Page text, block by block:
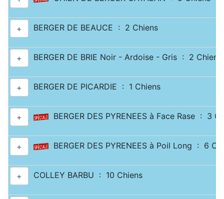
+ BERGER DE BEAUCE : 2 Chiens
+ BERGER DE BRIE Noir - Ardoise - Gris : 2 Chiens
+ BERGER DE PICARDIE : 1 Chiens
+ BERGER DES PYRENEES à Face Rase : 3
+ BERGER DES PYRENEES à Poil Long : 6
+ COLLEY BARBU : 10 Chiens